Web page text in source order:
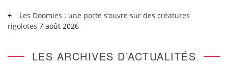
Les Doomies : une porte s’ouvre sur des créatures
rigolotes 7 août 2026
LES ARCHIVES D’ACTUALITÉS